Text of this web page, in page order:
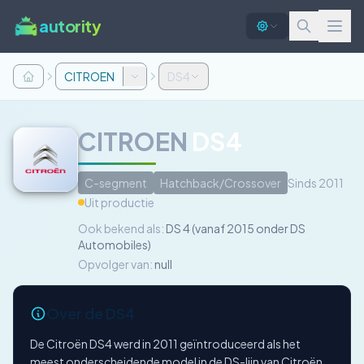
autority
CITROEN DS4
CITROEN DS4
C-segment Hatchback/Crossover Sinds 2011
Uit productie
Ook bekend als: DS 4 (vanaf 2015 onder DS
Automobiles)
Opvolger van: null
De Citroën DS4 werd in 2011 geïntroduceerd als het